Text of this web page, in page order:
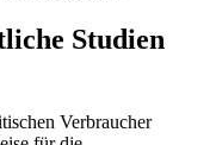
Studien
Verbraucher